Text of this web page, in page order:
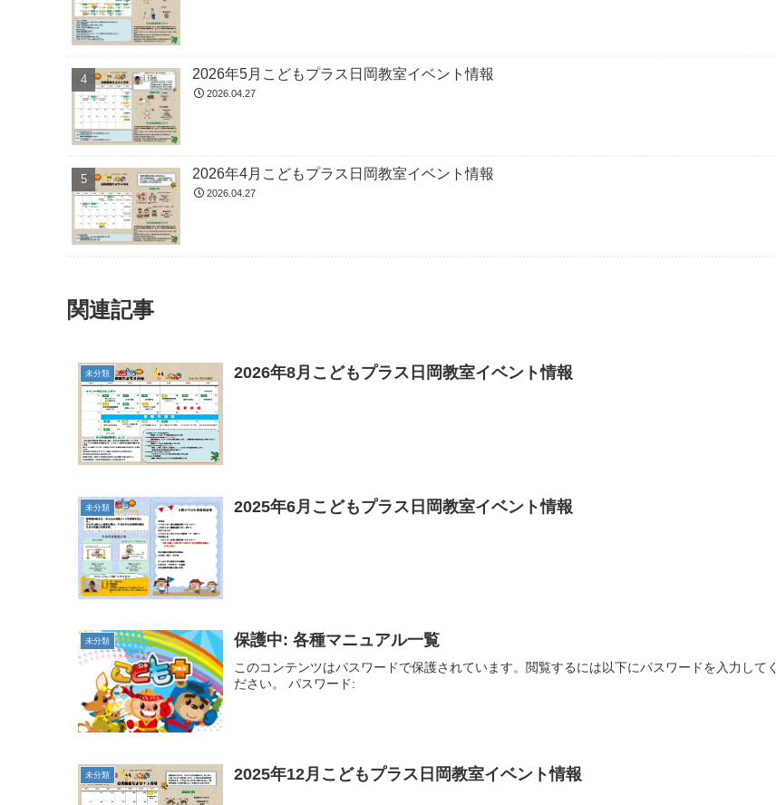
2026年5月こどもプラス日岡教室イベント情報
2026.04.27
2026年4月こどもプラス日岡教室イベント情報
2026.04.27
関連記事
未分類 2026年8月こどもプラス日岡教室イベント情報
未分類 2025年6月こどもプラス日岡教室イベント情報
未分類 保護中: 各種マニュアル一覧
このコンテンツはパスワードで保護されています。閲覧するには以下にパスワードを入力してく
ださい。 パスワード:
未分類 2025年12月こどもプラス日岡教室イベント情報